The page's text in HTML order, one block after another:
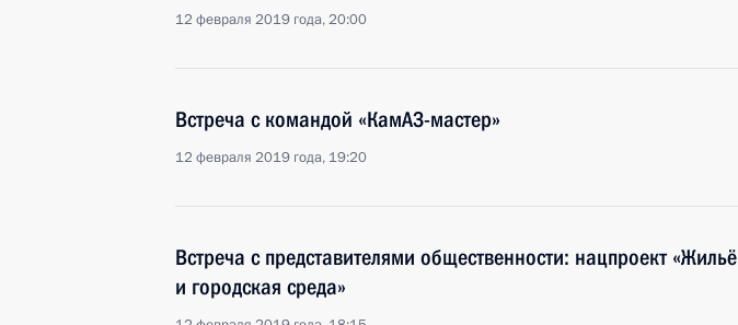
12 февраля 2019 года, 20:00
Встреча с командой «КамАЗ-мастер»
12 февраля 2019 года, 19:20
Встреча с представителями общественности: нацпроект «Жильё
и городская среда»